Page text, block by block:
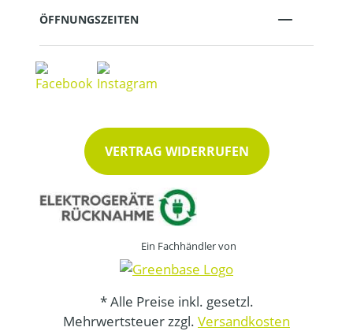
ÖFFNUNGSZEITEN
VERTRAG WIDERRUFEN
Ein Fachhändler von
* Alle Preise inkl. gesetzl.
Mehrwertsteuer zzgl. Versandkosten